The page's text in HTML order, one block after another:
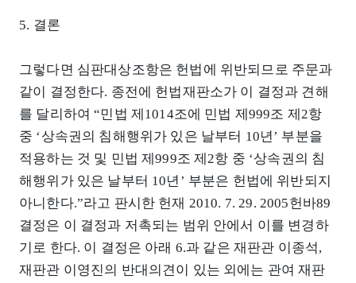
5. 결론
그렇다면 심판대상조항은 헌법에 위반되므로 주문과
같이 결정한다. 종전에 헌법재판소가 이 결정과 견해
를 달리하여 “민법 제1014조에 민법 제999조 제2항
중 ‘상속권의 침해행위가 있은 날부터 10년’ 부분을
적용하는 것 및 민법 제999조 제2항 중 ‘상속권의 침
해행위가 있은 날부터 10년’ 부분은 헌법에 위반되지
아니한다.”라고 판시한 헌재 2010. 7. 29. 2005헌바89
결정은 이 결정과 저촉되는 범위 안에서 이를 변경하
기로 한다. 이 결정은 아래 6.과 같은 재판관 이종석,
재판관 이영진의 반대의견이 있는 외에는 관여 재판